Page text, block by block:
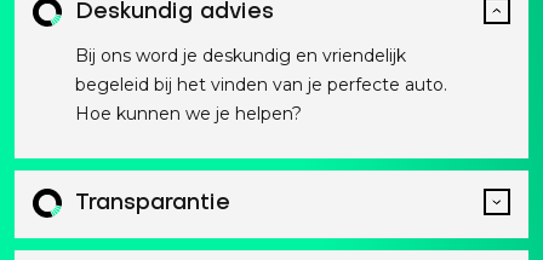
Deskundig advies
Bij ons word je deskundig en vriendelijk
begeleid bij het vinden van je perfecte auto.
Hoe kunnen we je helpen?
Transparantie